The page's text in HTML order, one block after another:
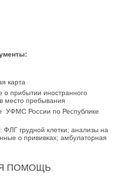
карта
о прибытии иностранного
место пребывания
УФМС России по Республике
ФЛГ грудной клетки; анализы на
о прививках; амбулаторная
ПОМОЩЬ